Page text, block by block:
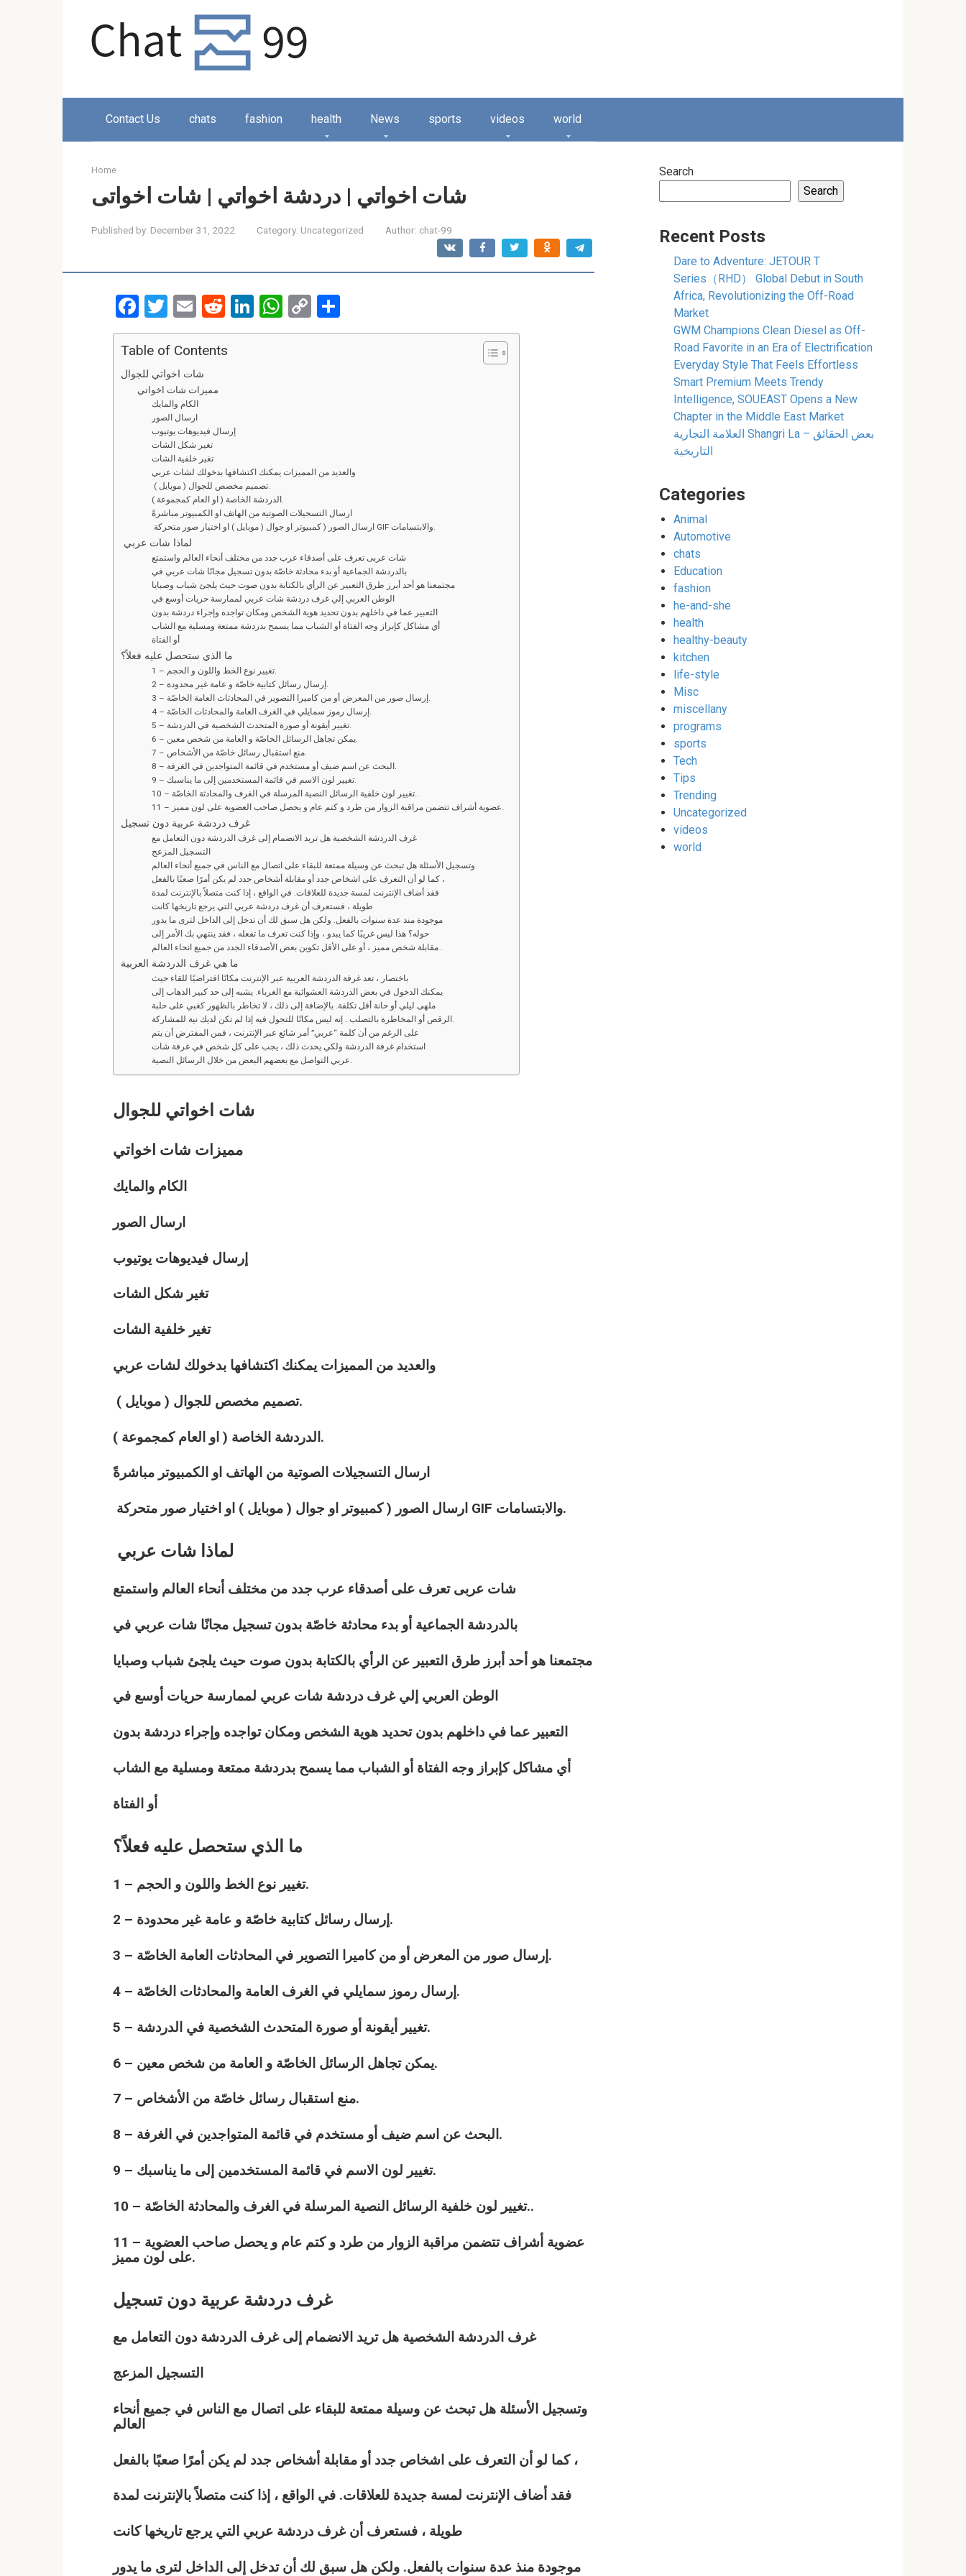
Contact Us chats fashion health News sports videos world
Home
شات اخواتي | دردشة اخواتي | شات اخواتى
Published by: December 31, 2022 Category: Uncategorized Author: chat-99
F
a
ce
b
o
T
wi
tt
er
E
m
ail
R
e
d
Li
n
W
h
C
o
h
Table of Contents
شات اخواتي للجوال
مميزات شات اخواتي
الكام والمايك
ارسال الصور
إرسال فيديوهات يوتيوب
تغير شكل الشات
تغير خلفية الشات
والعديد من المميزات يمكنك اكتشافها بدخولك لشات عربي
تصميم مخصص للجوال ( موبايل ).
الدردشة الخاصة ( او العام كمجموعة ).
ارسال التسجيلات الصوتية من الهاتف او الكمبيوتر مباشرةً
ارسال الصور ( كمبيوتر او جوال ( موبايل ) او اختيار صور متحركة GIF والابتسامات.
لماذا شات عربي
شات عربى تعرف على أصدقاء عرب جدد من مختلف أنحاء العالم واستمتع
بالدردشة الجماعية أو بدء محادثة خاصّة بدون تسجيل مجانًا شات عربي في
مجتمعنا هو أحد أبرز طرق التعبير عن الرأي بالكتابة بدون صوت حيث يلجئ شباب وصبايا
الوطن العربي إلي غرف دردشة شات عربي لممارسة حريات أوسع في
التعبير عما في داخلهم بدون تحديد هوية الشخص ومكان تواجده وإجراء دردشة بدون
أي مشاكل كإبراز وجه الفتاة أو الشباب مما يسمح بدردشة ممتعة ومسلية مع الشاب
أو الفتاة
ما الذي ستحصل عليه فعلاً؟
1 – تغيير نوع الخط واللون و الحجم.
2 – إرسال رسائل كتابية خاصّة و عامة غير محدودة.
3 – إرسال صور من المعرض أو من كاميرا التصوير في المحادثات العامة الخاصّة.
4 – إرسال رموز سمايلي في الغرف العامة والمحادثات الخاصّة.
5 – تغيير أيقونة أو صورة المتحدث الشخصية في الدردشة.
6 – يمكن تجاهل الرسائل الخاصّة و العامة من شخص معين.
7 – منع استقبال رسائل خاصّة من الأشخاص.
8 – البحث عن اسم ضيف أو مستخدم في قائمة المتواجدين في الغرفة.
9 – تغيير لون الاسم في قائمة المستخدمين إلى ما يناسبك.
10 – تغيير لون خلفية الرسائل النصية المرسلة في الغرف والمحادثة الخاصّة..
11 – عضوية أشراف تتضمن مراقبة الزوار من طرد و كتم عام و يحصل صاحب العضوية على لون مميز.
غرف دردشة عربية دون تسجيل
غرف الدردشة الشخصية هل تريد الانضمام إلى غرف الدردشة دون التعامل مع
التسجيل المزعج
وتسجيل الأسئلة هل تبحث عن وسيلة ممتعة للبقاء على اتصال مع الناس في جميع أنحاء العالم
كما لو أن التعرف على اشخاص جدد أو مقابلة أشخاص جدد لم يكن أمرًا صعبًا بالفعل ،
فقد أضاف الإنترنت لمسة جديدة للعلاقات. في الواقع ، إذا كنت متصلاً بالإنترنت لمدة
طويلة ، فستعرف أن غرف دردشة عربي التي يرجع تاريخها كانت
موجودة منذ عدة سنوات بالفعل. ولكن هل سبق لك أن تدخل إلى الداخل لترى ما يدور
حوله؟ هذا ليس غريبًا كما يبدو ، وإذا كنت تعرف ما تفعله ، فقد ينتهي بك الأمر إلى
مقابلة شخص مميز ، أو على الأقل تكوين بعض الأصدقاء الجدد من جميع انحاء العالم .
ما هي غرف الدردشة العربية
باختصار ، تعد غرفة الدردشة العربية عبر الإنترنت مكانًا افتراضيًا للقاء حيث
يمكنك الدخول في بعض الدردشة العشوائية مع الغرباء. يشبه إلى حد كبير الذهاب إلى
ملهى ليلي أو حانة أقل تكلفة. بالإضافة إلى ذلك ، لا تخاطر بالظهور كغبي على حلبة
الرقص أو المخاطرة بالتصلب . إنه ليس مكانًا للتجول فيه إذا لم تكن لديك نية للمشاركة.
على الرغم من أن كلمة “عربي” أمر شائع عبر الإنترنت ، فمن المفترض أن يتم
استخدام غرفة الدردشة ولكي يحدث ذلك ، يجب على كل شخص في غرفة شات
عربي التواصل مع بعضهم البعض من خلال الرسائل النصية.
شات اخواتي للجوال
مميزات شات اخواتي
الكام والمايك
ارسال الصور
إرسال فيديوهات يوتيوب
تغير شكل الشات
تغير خلفية الشات
والعديد من المميزات يمكنك اكتشافها بدخولك لشات عربي
تصميم مخصص للجوال ( موبايل ).
الدردشة الخاصة ( او العام كمجموعة ).
ارسال التسجيلات الصوتية من الهاتف او الكمبيوتر مباشرةً
ارسال الصور ( كمبيوتر او جوال ( موبايل ) او اختيار صور متحركة GIF والابتسامات.
لماذا شات عربي
شات عربى تعرف على أصدقاء عرب جدد من مختلف أنحاء العالم واستمتع
بالدردشة الجماعية أو بدء محادثة خاصّة بدون تسجيل مجانًا شات عربي في
مجتمعنا هو أحد أبرز طرق التعبير عن الرأي بالكتابة بدون صوت حيث يلجئ شباب وصبايا
الوطن العربي إلي غرف دردشة شات عربي لممارسة حريات أوسع في
التعبير عما في داخلهم بدون تحديد هوية الشخص ومكان تواجده وإجراء دردشة بدون
أي مشاكل كإبراز وجه الفتاة أو الشباب مما يسمح بدردشة ممتعة ومسلية مع الشاب
أو الفتاة
ما الذي ستحصل عليه فعلاً؟
1 – تغيير نوع الخط واللون و الحجم.
2 – إرسال رسائل كتابية خاصّة و عامة غير محدودة.
3 – إرسال صور من المعرض أو من كاميرا التصوير في المحادثات العامة الخاصّة.
4 – إرسال رموز سمايلي في الغرف العامة والمحادثات الخاصّة.
5 – تغيير أيقونة أو صورة المتحدث الشخصية في الدردشة.
6 – يمكن تجاهل الرسائل الخاصّة و العامة من شخص معين.
7 – منع استقبال رسائل خاصّة من الأشخاص.
8 – البحث عن اسم ضيف أو مستخدم في قائمة المتواجدين في الغرفة.
9 – تغيير لون الاسم في قائمة المستخدمين إلى ما يناسبك.
10 – تغيير لون خلفية الرسائل النصية المرسلة في الغرف والمحادثة الخاصّة..
11 – عضوية أشراف تتضمن مراقبة الزوار من طرد و كتم عام و يحصل صاحب العضوية
على لون مميز.
غرف دردشة عربية دون تسجيل
غرف الدردشة الشخصية هل تريد الانضمام إلى غرف الدردشة دون التعامل مع
التسجيل المزعج
وتسجيل الأسئلة هل تبحث عن وسيلة ممتعة للبقاء على اتصال مع الناس في جميع أنحاء
العالم
كما لو أن التعرف على اشخاص جدد أو مقابلة أشخاص جدد لم يكن أمرًا صعبًا بالفعل ،
فقد أضاف الإنترنت لمسة جديدة للعلاقات. في الواقع ، إذا كنت متصلاً بالإنترنت لمدة
طويلة ، فستعرف أن غرف دردشة عربي التي يرجع تاريخها كانت
موجودة منذ عدة سنوات بالفعل. ولكن هل سبق لك أن تدخل إلى الداخل لترى ما يدور
Search
Search
Recent Posts
Dare to Adventure: JETOUR T
Series（RHD） Global Debut in South
Africa, Revolutionizing the Off-Road
Market
GWM Champions Clean Diesel as Off-
Road Favorite in an Era of Electrification
Everyday Style That Feels Effortless
Smart Premium Meets Trendy
Intelligence, SOUEAST Opens a New
Chapter in the Middle East Market
العلامة التجارية Shangri La – بعض الحقائق
التاريخية
Categories
Animal
Automotive
chats
Education
fashion
he-and-she
health
healthy-beauty
kitchen
life-style
Misc
miscellany
programs
sports
Tech
Tips
Trending
Uncategorized
videos
world